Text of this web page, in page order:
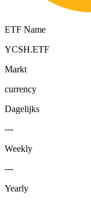
ETF Name
YCSH.ETF
Markt
currency
Dagelijks
---
Weekly
---
Yearly